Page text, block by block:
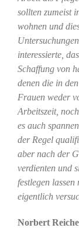
sollten zumeist
wohnen und
interessierte,
Schaffung von
denen die in
Frauen weder
Arbeitszeit,
es auch
der Regel
aber nach der
verdienten und
festlegen
eigentlich
Norbert